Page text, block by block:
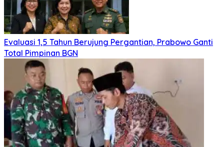
Evaluasi 1,5 Tahun Berujung Pergantian, Prabowo Ganti
Total Pimpinan BGN